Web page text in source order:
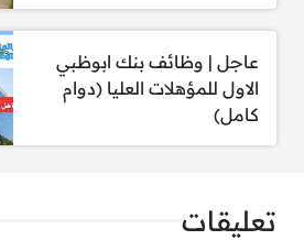
الشروط المطلوبة:
عاجل | وظائف بنك ابوظبي
الاول للمؤهلات العليا (دوام
كامل)
تعليقات